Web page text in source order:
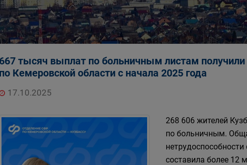
667 тысяч выплат по больничным листам
по Кемеровской области с начала 2025 года
17.10.2025
268 606 жителей
по больничным.
составила более 12